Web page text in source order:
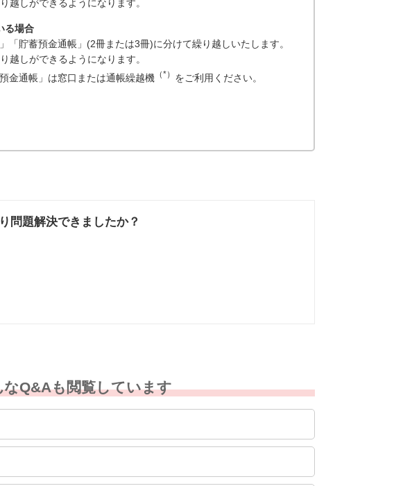
越しができるようになります。
る場合
「貯蓄預金通帳」(2冊または3冊)に分けて繰り越しいたします。
越しができるようになります。
金通帳」は窓口または通帳繰越機 （*） をご利用ください。
問題解決できましたか？
Q&Aも閲覧しています